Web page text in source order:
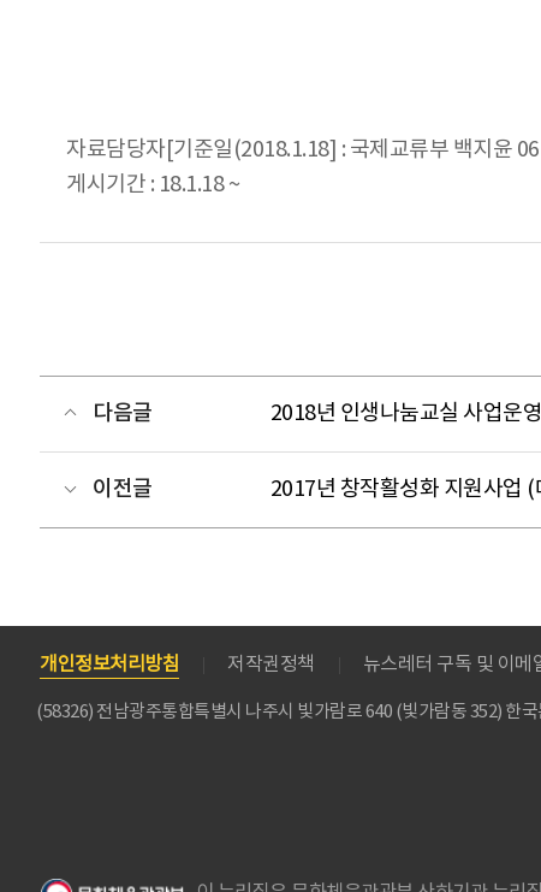
자료담당자[기준일(2018.1.18] : 국제교류부 백지윤
게시기간 : 18.1.18 ~
다음글 2018년 인생나눔교실 사업운
이전글 2017년 창작활성화 지원사업
개인정보처리방침 저작권정책 뉴스레터 구독 및 이메
(58326) 전남광주통합특별시 나주시 빛가람로 640 (빛가람동 352) 한